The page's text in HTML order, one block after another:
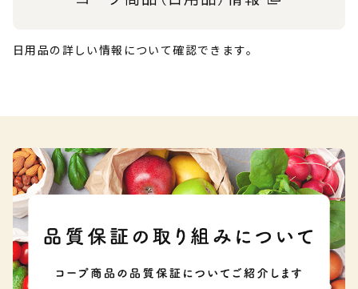
日用品の詳しい情報について確認できます。